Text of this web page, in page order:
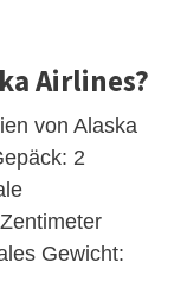
Airlines?
von Alaska
2
Gewicht: